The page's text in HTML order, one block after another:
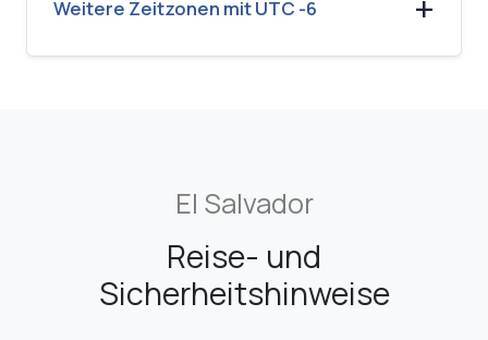
Weitere Zeitzonen mit UTC -6
El Salvador
Reise- und
Sicherheitshinweise